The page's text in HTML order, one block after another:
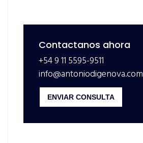
Contactanos ahora
+54 9 11 5595-9511
info@antoniodigenova.com
ENVIAR CONSULTA